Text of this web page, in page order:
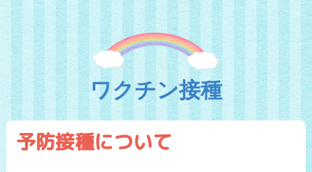
ワクチン接種
予防接種について